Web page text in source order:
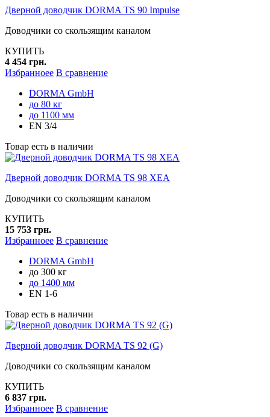
Дверной доводчик DORMA TS 90 Impulse
Доводчики со скользящим каналом
КУПИТЬ
4 454 грн.
Избранноее В сравнение
DORMA GmbH
до 80 кг
до 1100 мм
EN 3/4
Товар есть в наличии
Дверной доводчик DORMA TS 98 XEA
Доводчики со скользящим каналом
КУПИТЬ
15 753 грн.
Избранноее В сравнение
DORMA GmbH
до 300 кг
до 1400 мм
EN 1-6
Товар есть в наличии
Дверной доводчик DORMA TS 92 (G)
Доводчики со скользящим каналом
КУПИТЬ
6 837 грн.
Избранноее В сравнение